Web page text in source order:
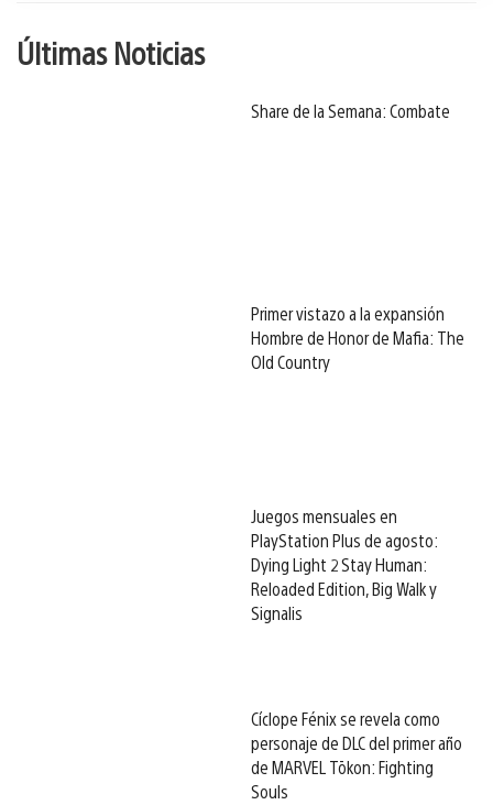
Últimas Noticias
Share de la Semana: Combate
Primer vistazo a la expansión
Hombre de Honor de Mafia: The
Old Country
Juegos mensuales en
PlayStation Plus de agosto:
Dying Light 2 Stay Human:
Reloaded Edition, Big Walk y
Signalis
Cíclope Fénix se revela como
personaje de DLC del primer año
de MARVEL Tōkon: Fighting
Souls